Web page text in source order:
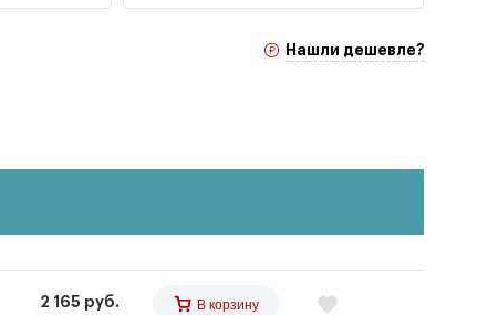
Нашли дешевле?
2 165 руб. В корзину